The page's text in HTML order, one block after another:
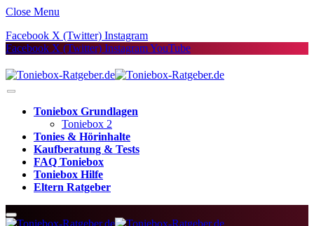
Close Menu
Facebook X (Twitter) Instagram
Facebook X (Twitter) InstagramYouTube
Toniebox Grundlagen
Toniebox 2
Tonies & Hörinhalte
Kaufberatung & Tests
FAQ Toniebox
Toniebox Hilfe
Eltern Ratgeber